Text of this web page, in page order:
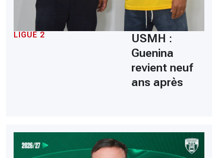
LIGUE 2
USMH :
Guenina
revient neuf
ans après